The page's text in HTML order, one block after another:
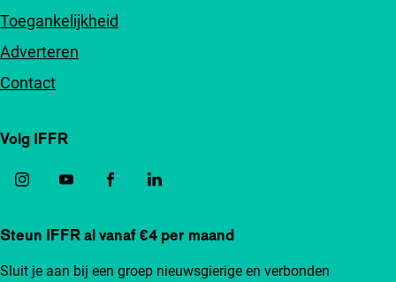
Toegankelijkheid
Adverteren
Contact
Volg IFFR
Steun IFFR al vanaf €4 per maand
Sluit je aan bij een groep nieuwsgierige en verbonden